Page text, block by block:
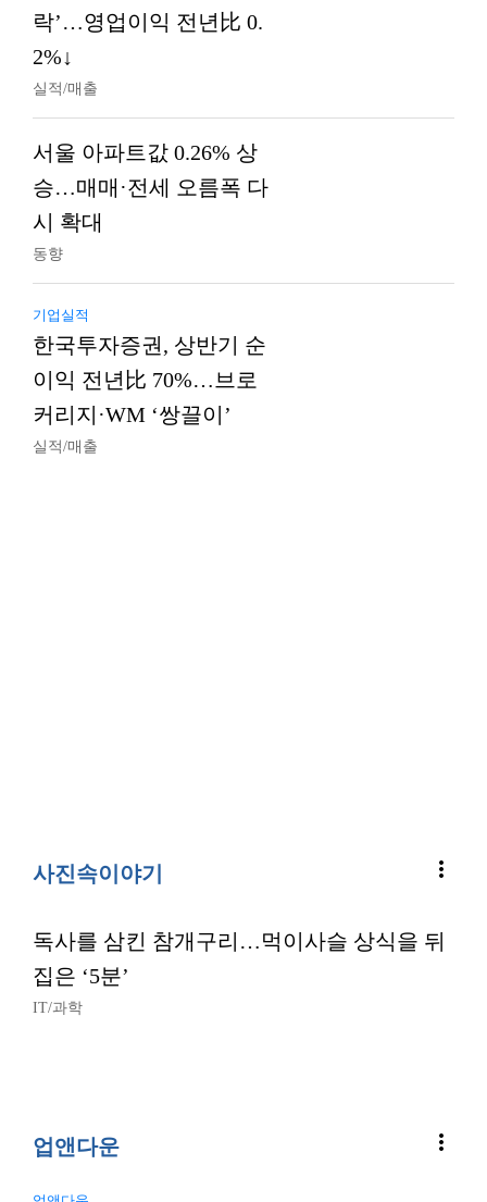
락’…영업이익 전년比 0.
2%↓
실적/매출
서울 아파트값 0.26% 상
승…매매·전세 오름폭 다
시 확대
동향
기업실적
한국투자증권, 상반기 순
이익 전년比 70%…브로
커리지·WM ‘쌍끌이’
실적/매출
사진속이야기 more_vert
독사를 삼킨 참개구리…먹이사슬 상식을 뒤
집은 ‘5분’
IT/과학
업앤다운 more_vert